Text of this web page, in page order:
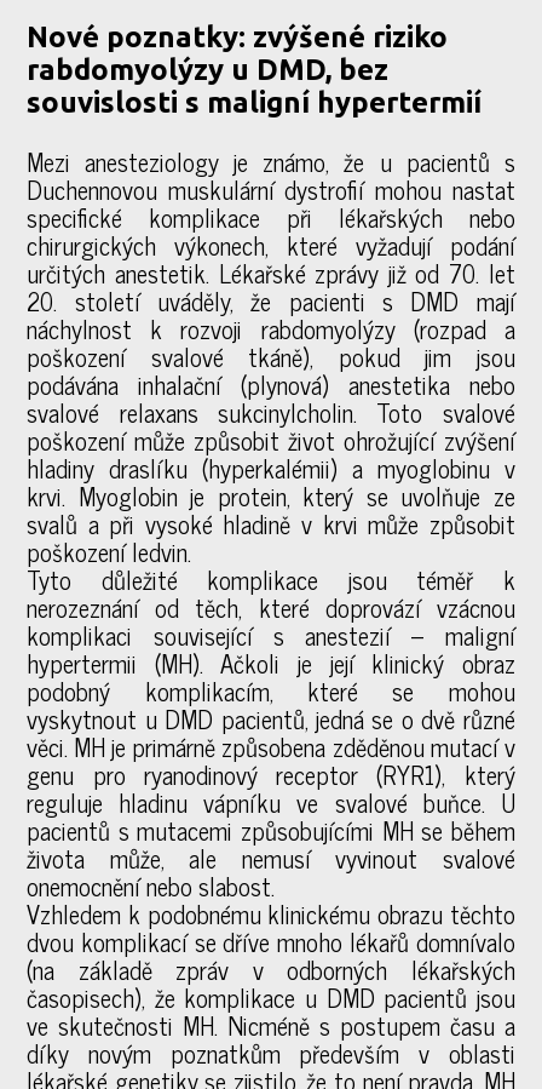
Nové poznatky: zvýšené riziko
rabdomyolýzy u DMD, bez
souvislosti s maligní hypertermií
Mezi anesteziology je známo, že u pacientů s
Duchennovou muskulární dystrofií mohou nastat
specifické komplikace při lékařských nebo
chirurgických výkonech, které vyžadují podání
určitých anestetik. Lékařské zprávy již od 70. let
20. století uváděly, že pacienti s DMD mají
náchylnost k rozvoji rabdomyolýzy (rozpad a
poškození svalové tkáně), pokud jim jsou
podávána inhalační (plynová) anestetika nebo
svalové relaxans sukcinylcholin. Toto svalové
poškození může způsobit život ohrožující zvýšení
hladiny draslíku (hyperkalémii) a myoglobinu v
krvi. Myoglobin je protein, který se uvolňuje ze
svalů a při vysoké hladině v krvi může způsobit
poškození ledvin.
Tyto důležité komplikace jsou téměř k
nerozeznání od těch, které doprovází vzácnou
komplikaci související s anestezií – maligní
hypertermii (MH). Ačkoli je její klinický obraz
podobný komplikacím, které se mohou
vyskytnout u DMD pacientů, jedná se o dvě různé
věci. MH je primárně způsobena zděděnou mutací v
genu pro ryanodinový receptor (RYR1), který
reguluje hladinu vápníku ve svalové buňce. U
pacientů s mutacemi způsobujícími MH se během
života může, ale nemusí vyvinout svalové
onemocnění nebo slabost.
Vzhledem k podobnému klinickému obrazu těchto
dvou komplikací se dříve mnoho lékařů domnívalo
(na základě zpráv v odborných lékařských
časopisech), že komplikace u DMD pacientů jsou
ve skutečnosti MH. Nicméně s postupem času a
díky novým poznatkům především v oblasti
lékařské genetiky se zjistilo, že to není pravda. MH